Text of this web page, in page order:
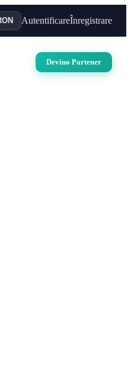
AutentificareÎnregistrare
Devino Partener